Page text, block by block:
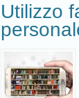
Utilizzo